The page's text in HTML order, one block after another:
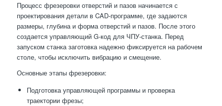
Процесс фрезеровки отверстий и пазов начинается с
проектирования детали в CAD-программе, где задаются
размеры, глубина и форма отверстий и пазов. После этого
создается управляющий G-код для ЧПУ-станка. Перед
запуском станка заготовка надежно фиксируется на рабочем
столе, чтобы исключить вибрацию и смещение.
Основные этапы фрезеровки:
Подготовка управляющей программы и проверка
траектории фрезы;